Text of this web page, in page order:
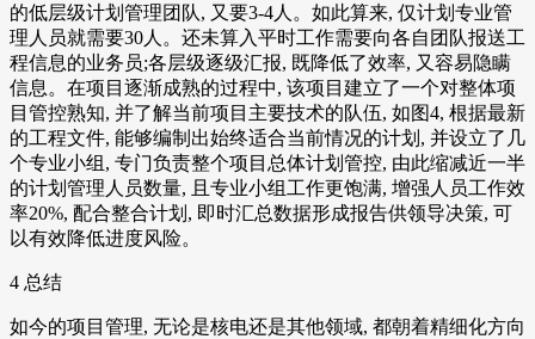
的低层级计划管理团队, 又要3-4人。如此算来, 仅计划专业管
理人员就需要30人。还未算入平时工作需要向各自团队报送工
程信息的业务员;各层级逐级汇报, 既降低了效率, 又容易隐瞒
信息。在项目逐渐成熟的过程中, 该项目建立了一个对整体项
目管控熟知, 并了解当前项目主要技术的队伍, 如图4, 根据最新
的工程文件, 能够编制出始终适合当前情况的计划, 并设立了几
个专业小组, 专门负责整个项目总体计划管控, 由此缩减近一半
的计划管理人员数量, 且专业小组工作更饱满, 增强人员工作效
率20%, 配合整合计划, 即时汇总数据形成报告供领导决策, 可
以有效降低进度风险。
4 总结
如今的项目管理, 无论是核电还是其他领域, 都朝着精细化方向